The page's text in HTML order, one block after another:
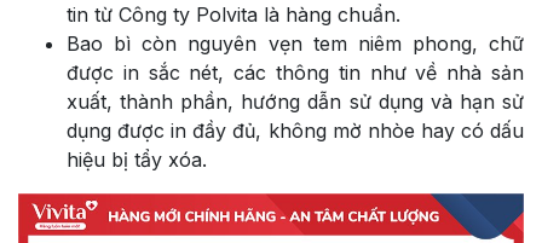
tin từ Công ty Polvita là hàng chuẩn.
Bao bì còn nguyên vẹn tem niêm phong, chữ
được in sắc nét, các thông tin như về nhà sản
xuất, thành phần, hướng dẫn sử dụng và hạn sử
dụng được in đầy đủ, không mờ nhòe hay có dấu
hiệu bị tẩy xóa.